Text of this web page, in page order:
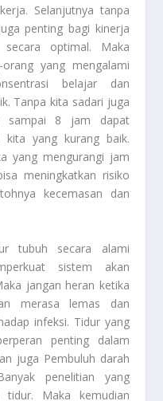
Selanjutnya tanpa
penting bagi kinerja
optimal. Maka
yang mengalami
belajar dan
Tanpa kita sadari juga
sampai 8 jam dapat
kita yang kurang baik.
yang mengurangi jam
meningkatkan risiko
kecemasan dan
tubuh secara alami
sistem akan
jangan heran ketika
merasa lemas dan
infeksi. Tidur yang
penting dalam
juga Pembuluh darah
penelitian yang
tidur. Maka kemudian